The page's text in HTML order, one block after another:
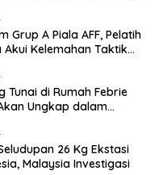
A Piala AFF, Pelatih
Kelemahan Taktik
Tunai di Rumah Febrie
Ungkap dalam
26 Kg Ekstasi
Malaysia Investigasi